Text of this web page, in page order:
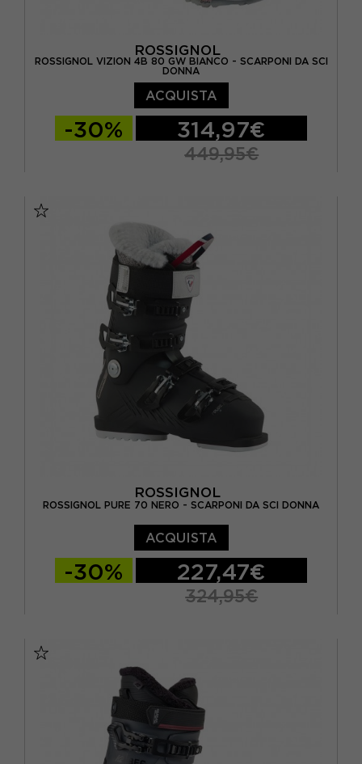
ROSSIGNOL
ROSSIGNOL VIZION 4B 80 GW BIANCO - SCARPONI DA SCI
DONNA
ACQUISTA
-30% 314,97€
449,95€
ROSSIGNOL
ROSSIGNOL PURE 70 NERO - SCARPONI DA SCI DONNA
ACQUISTA
-30% 227,47€
324,95€